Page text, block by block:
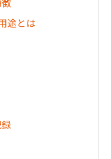
徴
途とは